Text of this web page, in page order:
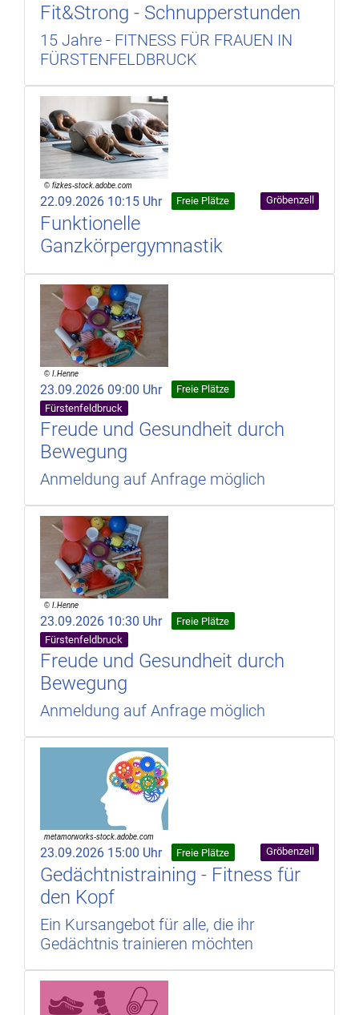
Fit&Strong - Schnupperstunden
15 Jahre - FITNESS FÜR FRAUEN IN
FÜRSTENFELDBRUCK
22.09.2026 10:15 Uhr Freie Plätze Gröbenzell
Funktionelle
Ganzkörpergymnastik
23.09.2026 09:00 Uhr
Freie Plätze
Fürstenfeldbruck
Freude und Gesundheit durch
Bewegung
Anmeldung auf Anfrage möglich
23.09.2026 10:30 Uhr
Freie Plätze
Fürstenfeldbruck
Freude und Gesundheit durch
Bewegung
Anmeldung auf Anfrage möglich
23.09.2026 15:00 Uhr Freie Plätze Gröbenzell
Gedächtnistraining - Fitness für
den Kopf
Ein Kursangebot für alle, die ihr
Gedächtnis trainieren möchten